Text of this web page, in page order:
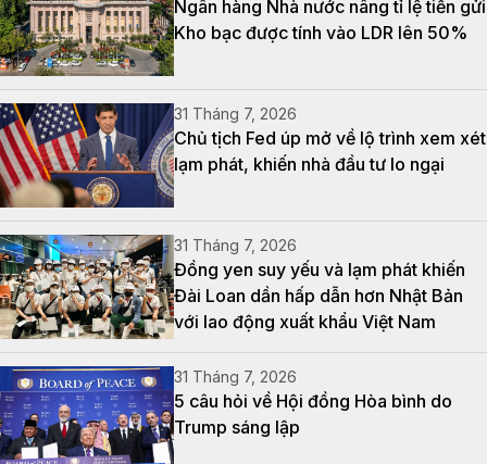
Ngân hàng Nhà nước nâng tỉ lệ tiền gửi
Kho bạc được tính vào LDR lên 50%
31 Tháng 7, 2026
Chủ tịch Fed úp mở về lộ trình xem xét
lạm phát, khiến nhà đầu tư lo ngại
31 Tháng 7, 2026
Đồng yen suy yếu và lạm phát khiến
Đài Loan dần hấp dẫn hơn Nhật Bản
với lao động xuất khẩu Việt Nam
31 Tháng 7, 2026
5 câu hỏi về Hội đồng Hòa bình do
Trump sáng lập